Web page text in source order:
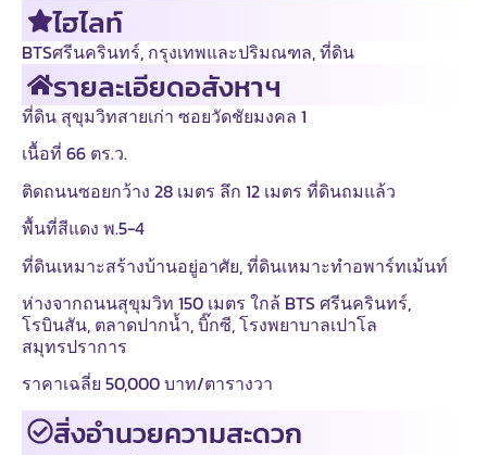
ไฮไลท์
BTSศรีนครินทร์, กรุงเทพและปริมณฑล,ที่ดิน
รายละเอียดอสังหาฯ
ที่ดิน สุขุมวิทสายเก่า ซอยวัดชัยมงคล 1
เนื้อที่ 66 ตร.ว.
ติดถนนซอยกว้าง 28 เมตร ลึก 12 เมตร ที่ดินถมแล้ว
พื้นที่สีแดง พ.5-4
ที่ดินเหมาะสร้างบ้านอยู่อาศัย, ที่ดินเหมาะทำอพาร์ทเม้นท์
ห่างจากถนนสุขุมวิท 150 เมตร ใกล้ BTS ศรีนครินทร์,
โรบินสัน, ตลาดปากน้ำ, บิ๊กซี, โรงพยาบาลเปาโล
สมุทรปราการ
ราคาเฉลี่ย 50,000 บาท/ตารางวา
สิ่งอำนวยความสะดวก